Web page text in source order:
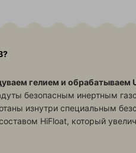
гелием и обрабатываем
безопасным инертным
изнутри специальным
HiFloat, который